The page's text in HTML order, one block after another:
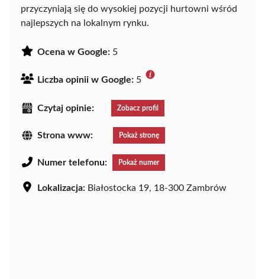
przyczyniają się do wysokiej pozycji hurtowni wśród
najlepszych na lokalnym rynku.
Ocena w Google: 5
Liczba opinii w Google: 5
Czytaj opinie: Zobacz profil
Strona www: Pokaż stronę
Numer telefonu: Pokaż numer
Lokalizacja: Białostocka 19, 18-300 Zambrów